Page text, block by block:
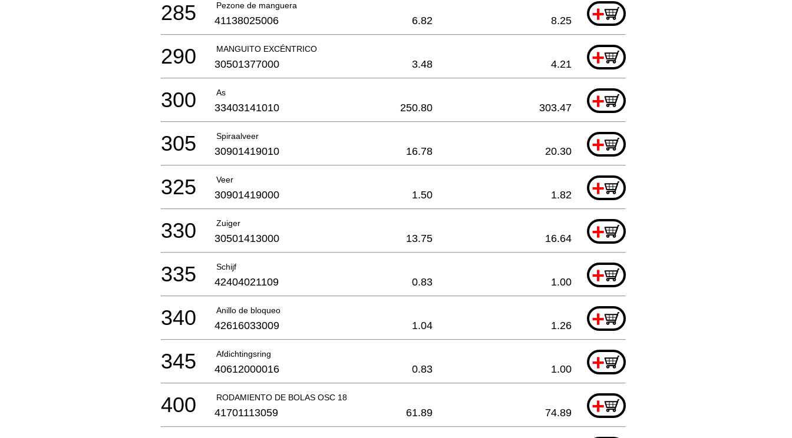
Pezone de manguera +
285 41138025006 6.82 8.25
MANGUITO EXCÉNTRICO +
290 30501377000 3.48 4.21
As +
300 33403141010 250.80 303.47
Spiraalveer +
305 30901419010 16.78 20.30
Veer +
325 30901419000 1.50 1.82
Zuiger +
330 30501413000 13.75 16.64
Schijf +
335 42404021109 0.83 1.00
Anillo de bloqueo +
340 42616033009 1.04 1.26
Afdichtingsring +
345 40612000016 0.83 1.00
RODAMIENTO DE BOLAS OSC 18 +
400 41701113059 61.89 74.89